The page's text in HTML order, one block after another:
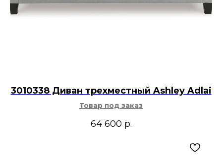
3010338 Диван трехместный Ashley Adlai
Товар под заказ
64 600 р.